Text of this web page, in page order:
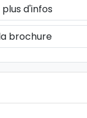
d'infos
brochure